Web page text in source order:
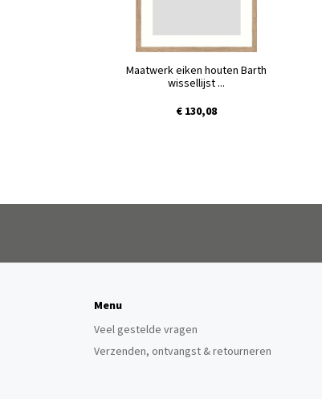
Maatwerk eiken houten Barth
wissellijst ...
€ 130,08
Menu
Veel gestelde vragen
Verzenden, ontvangst & retourneren